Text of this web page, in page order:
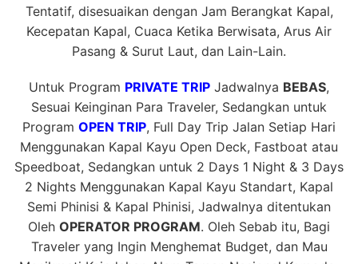
Tentatif, disesuaikan dengan Jam Berangkat Kapal,
Kecepatan Kapal, Cuaca Ketika Berwisata, Arus Air
Pasang & Surut Laut, dan Lain-Lain.
Untuk Program PRIVATE TRIP Jadwalnya BEBAS,
Sesuai Keinginan Para Traveler, Sedangkan untuk
Program OPEN TRIP, Full Day Trip Jalan Setiap Hari
Menggunakan Kapal Kayu Open Deck, Fastboat atau
Speedboat, Sedangkan untuk 2 Days 1 Night & 3 Days
2 Nights Menggunakan Kapal Kayu Standart, Kapal
Semi Phinisi & Kapal Phinisi, Jadwalnya ditentukan
Oleh OPERATOR PROGRAM. Oleh Sebab itu, Bagi
Traveler yang Ingin Menghemat Budget, dan Mau